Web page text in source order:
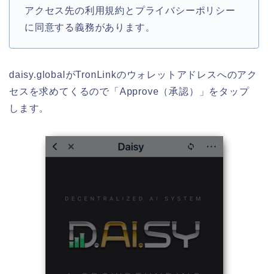
アクセス先の利用規約とプライバシーポリシー
に同意する義務があります。
daisy.globalがTronLinkのウォレットアドレスへのアク
セスを求めてくるので「Approve（承認）」をタップ
します。